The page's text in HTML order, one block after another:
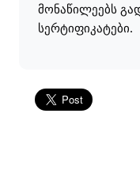
მონაწილეებს
სერტიფიკატები.